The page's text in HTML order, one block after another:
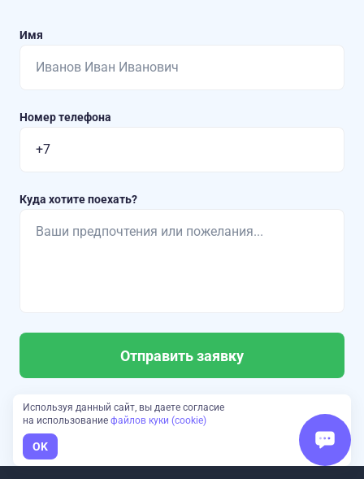
Имя
Номер телефона
Куда хотите поехать?
Отправить заявку
Нажимая на кнопку «Отправить заявку»,
вы соглашаетесь с политикой конфиденциальности
Используя данный сайт, вы даете согласие
на использование файлов куки (cookie)
OK